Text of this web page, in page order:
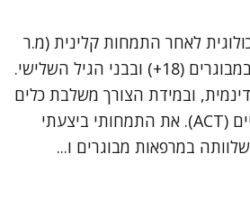
לאחר התמחות קלינית (מ.ר
27-161217), מטפלת במבוגרים (18+) ובבני הגיל השלישי.
ובמידת הצורך משלבת כלים
קוגניטיביים התנהגותיים (ACT). את התמחותי ביצעתי
במרפאות מבוגרים ו...